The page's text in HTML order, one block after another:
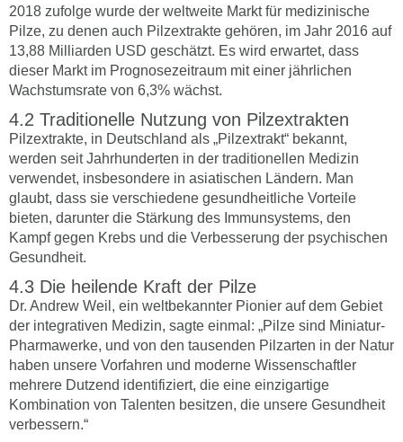
2018 zufolge wurde der weltweite Markt für medizinische
Pilze, zu denen auch Pilzextrakte gehören, im Jahr 2016 auf
13,88 Milliarden USD geschätzt. Es wird erwartet, dass
dieser Markt im Prognosezeitraum mit einer jährlichen
Wachstumsrate von 6,3% wächst.
Traditionelle Nutzung von Pilzextrakten
Pilzextrakte, in Deutschland als „Pilzextrakt“ bekannt,
werden seit Jahrhunderten in der traditionellen Medizin
verwendet, insbesondere in asiatischen Ländern. Man
glaubt, dass sie verschiedene gesundheitliche Vorteile
bieten, darunter die Stärkung des Immunsystems, den
Kampf gegen Krebs und die Verbesserung der psychischen
Gesundheit.
Die heilende Kraft der Pilze
Dr. Andrew Weil, ein weltbekannter Pionier auf dem Gebiet
der integrativen Medizin, sagte einmal: „Pilze sind Miniatur-
Pharmawerke, und von den tausenden Pilzarten in der Natur
haben unsere Vorfahren und moderne Wissenschaftler
mehrere Dutzend identifiziert, die eine einzigartige
Kombination von Talenten besitzen, die unsere Gesundheit
verbessern.“